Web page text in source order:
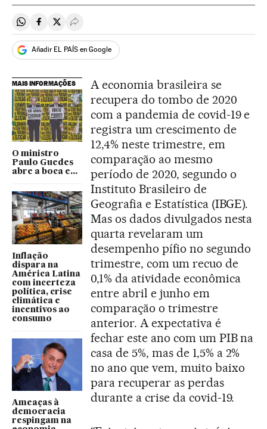
Compartir en Whatsapp
Compartir en Facebook
Compartir en Twitter
Desplegar Redes Sociales
Añadir EL PAÍS en Google
MAIS INFORMAÇÕES
O ministro
Paulo Guedes
abre a boca e...
Inflação
dispara na
América Latina
com incerteza
política, crise
climática e
incentivos ao
consumo
Ameaças à
democracia
respingam na
A economia brasileira se
recupera do tombo de 2020
com a pandemia de covid-19 e
registra um crescimento de
12,4% neste trimestre, em
comparação ao mesmo
período de 2020, segundo o
Instituto Brasileiro de
Geografia e Estatística (IBGE).
Mas os dados divulgados nesta
quarta revelaram um
desempenho pífio no segundo
trimestre, com um recuo de
0,1% da atividade econômica
entre abril e junho em
comparação o trimestre
anterior. A expectativa é
fechar este ano com um PIB na
casa de 5%, mas de 1,5% a 2%
no ano que vem, muito baixo
para recuperar as perdas
durante a crise da covid-19.